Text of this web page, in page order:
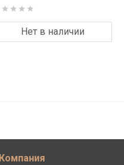
Нет в наличии
Компания